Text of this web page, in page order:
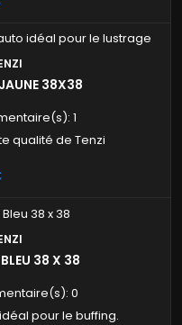
38X38
1
qualité de Tenzi
38 X 38
0
pour le buffing.